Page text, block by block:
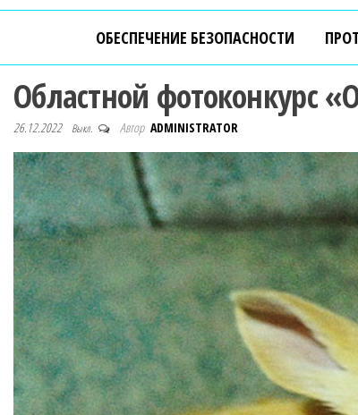
ОБЕСПЕЧЕНИЕ БЕЗОПАСНОСТИ
Областной фотоконкурс
26.12.2022 Выкл. Автор ADMINISTRATOR